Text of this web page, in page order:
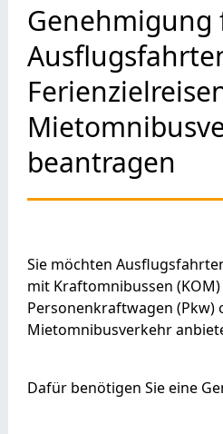
Genehmigung
beantragen
Sie möchten
mit Kraftomnibussen
Personenkraftwagen (Pkw)
Mietomnibusverkehr
Dafür benötigen Sie eine